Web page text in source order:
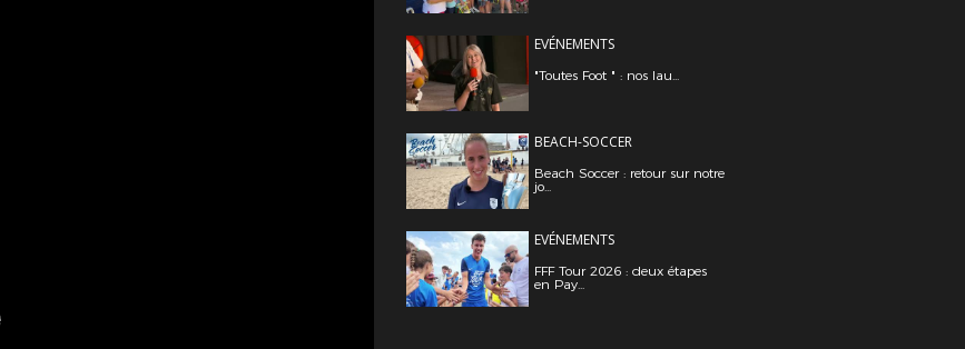
EVÉNEMENTS
"Toutes Foot " : nos lau...
BEACH-SOCCER
Beach Soccer : retour sur notre
jo...
EVÉNEMENTS
FFF Tour 2026 : deux étapes
en Pay...